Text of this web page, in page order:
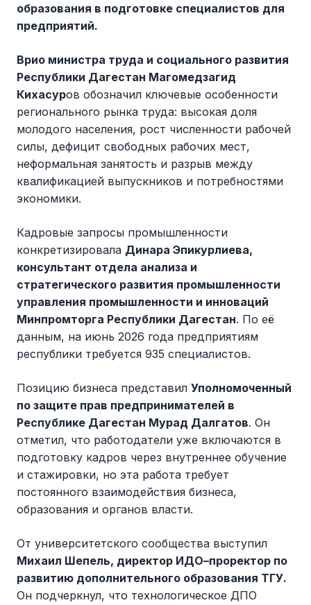
образования в подготовке специалистов для
предприятий.
Врио министра труда и социального развития
Республики Дагестан Магомедзагид
Кихасуров обозначил ключевые особенности
регионального рынка труда: высокая доля
молодого населения, рост численности рабочей
силы, дефицит свободных рабочих мест,
неформальная занятость и разрыв между
квалификацией выпускников и потребностями
экономики.
Кадровые запросы промышленности
конкретизировала Динара Эпикурлиева,
консультант отдела анализа и
стратегического развития промышленности
управления промышленности и инноваций
Минпромторга Республики Дагестан. По её
данным, на июнь 2026 года предприятиям
республики требуется 935 специалистов.
Позицию бизнеса представил Уполномоченный
по защите прав предпринимателей в
Республике Дагестан Мурад Далгатов. Он
отметил, что работодатели уже включаются в
подготовку кадров через внутреннее обучение
и стажировки, но эта работа требует
постоянного взаимодействия бизнеса,
образования и органов власти.
От университетского сообщества выступил
Михаил Шепель, директор ИДО–проректор по
развитию дополнительного образования ТГУ.
Он подчеркнул, что технологическое ДПО